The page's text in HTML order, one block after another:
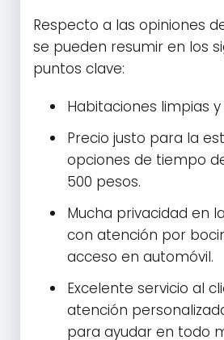
Respecto a las opiniones
se pueden resumir en los
puntos clave:
Habitaciones limpias
Precio justo para la
opciones de tiempo
500 pesos.
Mucha privacidad en
con atención por
acceso en automóvil.
Excelente servicio al
atención
para ayudar en todo